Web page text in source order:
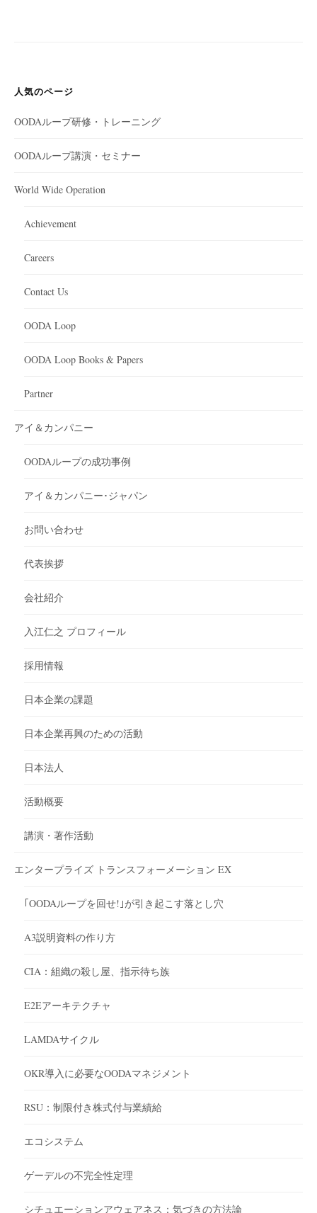
人気のページ
OODAループ研修・トレーニング
OODAループ講演・セミナー
World Wide Operation
Achievement
Careers
Contact Us
OODA Loop
OODA Loop Books & Papers
Partner
アイ＆カンパニー
OODAループの成功事例
アイ＆カンパニー･ジャパン
お問い合わせ
代表挨拶
会社紹介
入江仁之 プロフィール
採用情報
日本企業の課題
日本企業再興のための活動
日本法人
活動概要
講演・著作活動
エンタープライズ トランスフォーメーション EX
｢OODAループを回せ!｣が引き起こす落とし穴
A3説明資料の作り方
CIA：組織の殺し屋、指示待ち族
E2Eアーキテクチャ
LAMDAサイクル
OKR導入に必要なOODAマネジメント
RSU：制限付き株式付与業績給
エコシステム
ゲーデルの不完全性定理
シチュエーションアウェアネス：気づきの方法論